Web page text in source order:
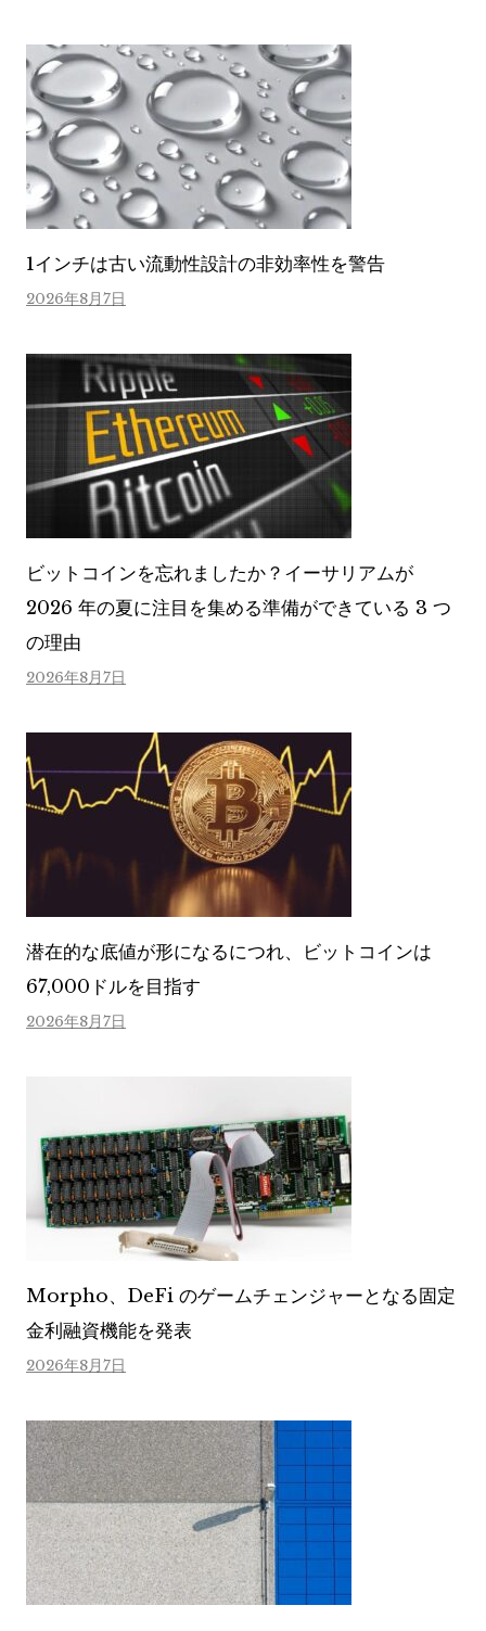
1インチは古い流動性設計の非効率性を警告
2026年8月7日
ビットコインを忘れましたか？イーサリアムが
2026 年の夏に注目を集める準備ができている 3 つ
の理由
2026年8月7日
潜在的な底値が形になるにつれ、ビットコインは
67,000ドルを目指す
2026年8月7日
Morpho、DeFi のゲームチェンジャーとなる固定
金利融資機能を発表
2026年8月7日